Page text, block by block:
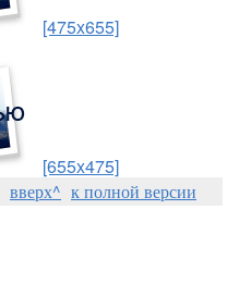
[475x655]
[655x475]
вверх^ к полной версии